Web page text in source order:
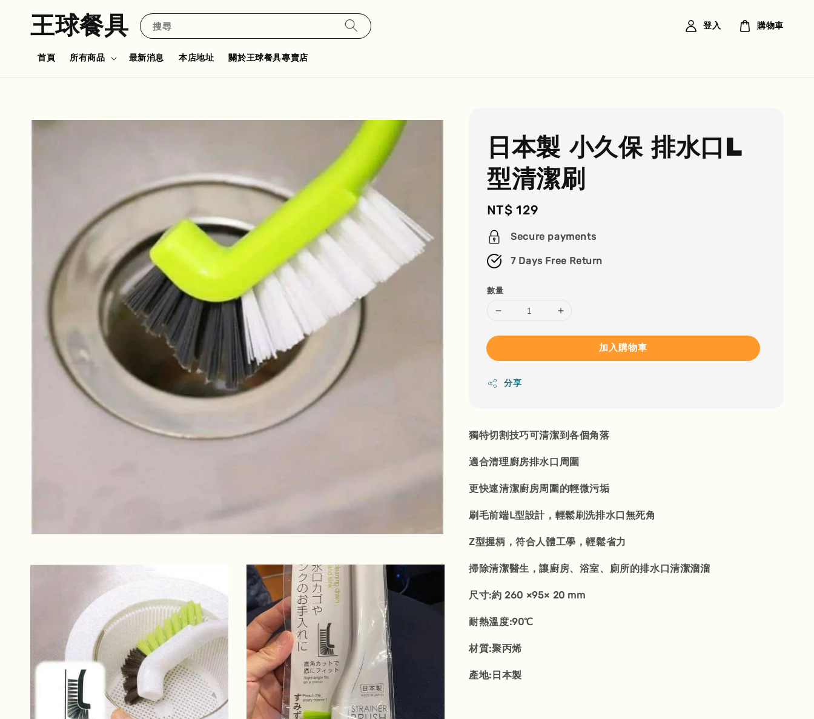
王球餐具 搜尋
首頁 所有商品 最新消息 本店地址 關於王球餐具專賣店
登入 購物車
日本製 小久保 排水口L
型清潔刷
Regular
price
NT$ 129
Secure payments
7 Days Free Return
數量
加入購物車
分享
獨特切割技巧可清潔到各個角落
適合清理廚房排水口周圍
更快速清潔廚房周圍的輕微污垢
刷毛前端L型設計，輕鬆刷洗排水口無死角
Z型握柄，符合人體工學，輕鬆省力
掃除清潔醫生，讓廚房、浴室、廁所的排水口清潔溜溜
尺寸:約 260 ×95× 20 mm
耐熱溫度:90℃
材質:聚丙烯
產地:日本製